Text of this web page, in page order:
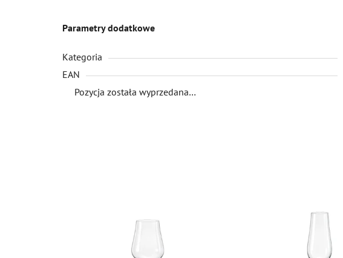
Parametry dodatkowe
Kategoria
EAN
Pozycja została wyprzedana…